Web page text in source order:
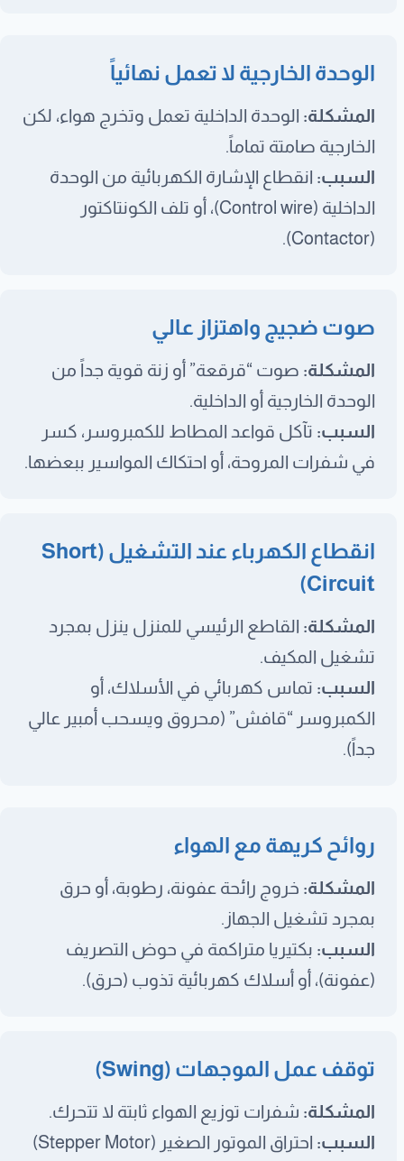
الوحدة الخارجية لا تعمل نهائياً
المشكلة: الوحدة الداخلية تعمل وتخرج هواء، لكن
الخارجية صامتة تماماً.
السبب: انقطاع الإشارة الكهربائية من الوحدة
الداخلية (Control wire)، أو تلف الكونتاكتور
(Contactor).
صوت ضجيج واهتزاز عالي
المشكلة: صوت “قرقعة” أو زنة قوية جداً من
الوحدة الخارجية أو الداخلية.
السبب: تآكل قواعد المطاط للكمبروسر، كسر
في شفرات المروحة، أو احتكاك المواسير ببعضها.
انقطاع الكهرباء عند التشغيل (Short
Circuit)
المشكلة: القاطع الرئيسي للمنزل ينزل بمجرد
تشغيل المكيف.
السبب: تماس كهربائي في الأسلاك، أو
الكمبروسر “قافش” (محروق ويسحب أمبير عالي
جداً).
روائح كريهة مع الهواء
المشكلة: خروج رائحة عفونة، رطوبة، أو حرق
بمجرد تشغيل الجهاز.
السبب: بكتيريا متراكمة في حوض التصريف
(عفونة)، أو أسلاك كهربائية تذوب (حرق).
توقف عمل الموجهات (Swing)
المشكلة: شفرات توزيع الهواء ثابتة لا تتحرك.
السبب:
احتراق الموتور الصغير (Stepper Motor)